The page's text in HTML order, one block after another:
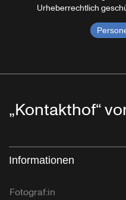
Urheberrechtlich
„Kontakthof“
Informationen
Fotograf:in